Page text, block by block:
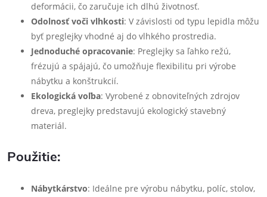
deformácii, čo zaručuje ich dlhú životnosť.
Odolnosť voči vlhkosti: V závislosti od typu lepidla môžu
byť preglejky vhodné aj do vlhkého prostredia.
Jednoduché opracovanie: Preglejky sa ľahko režú,
frézujú a spájajú, čo umožňuje flexibilitu pri výrobe
nábytku a konštrukcií.
Ekologická voľba: Vyrobené z obnoviteľných zdrojov
dreva, preglejky predstavujú ekologický stavebný
materiál.
Použitie:
Nábytkárstvo: Ideálne pre výrobu nábytku, políc, stolov,